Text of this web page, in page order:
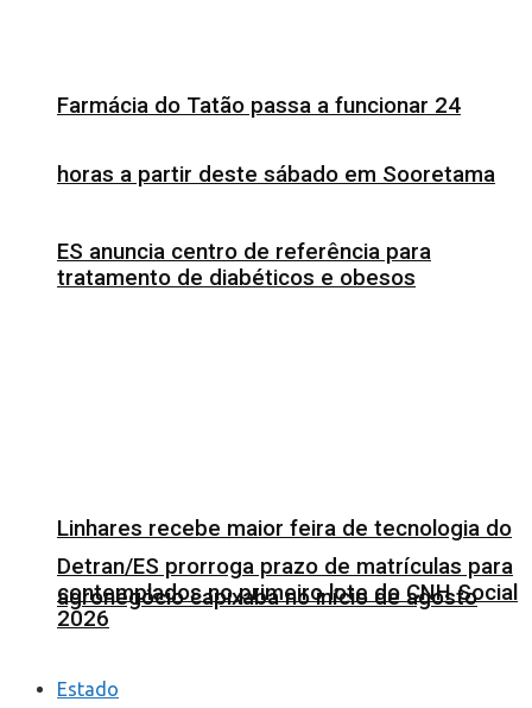
Farmácia do Tatão passa a funcionar 24
horas a partir deste sábado em Sooretama
Linhares recebe maior feira de tecnologia do
agronegócio capixaba no início de agosto
Estado
ES anuncia centro de referência para
tratamento de diabéticos e obesos
Detran/ES prorroga prazo de matrículas para
contemplados no primeiro lote do CNH Social
2026